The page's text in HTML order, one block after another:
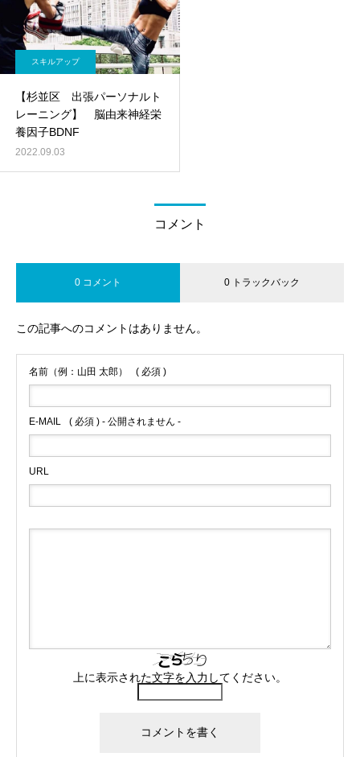
スキルアップ
【杉並区 出張パーソナルト
レーニング】 脳由来神経栄
養因子BDNF
2022.09.03
コメント
0 コメント 0 トラックバック
この記事へのコメントはありません。
名前（例：山田 太郎） ( 必須 )
E-MAIL ( 必須 ) - 公開されません -
URL
上に表示された文字を入力してください。